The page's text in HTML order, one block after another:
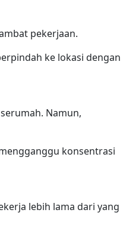
pekerjaan.
ke lokasi dengan
Namun,
konsentrasi
lebih lama dari yang